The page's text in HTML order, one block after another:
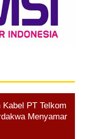
PT Telkom
Menyamar